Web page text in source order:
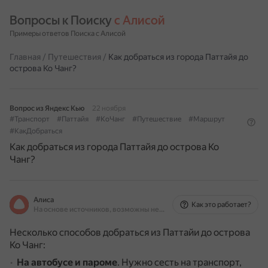
Вопросы к Поиску с Алисой
Примеры ответов Поиска с Алисой
Главная / Путешествия / Как добраться из города Паттайя до
острова Ко Чанг?
Вопрос из Яндекс Кью
22 ноября
#Транспорт
#Паттайя #КоЧанг #Путешествие
#Маршрут
#КакДобраться
Как добраться из города Паттайя до острова Ко
Чанг?
Алиса
На основе источников, возможны неточности
Как это работает?
Несколько способов добраться из Паттайи до острова
Ко Чанг:
На автобусе и пароме. Нужно сесть на транспорт,